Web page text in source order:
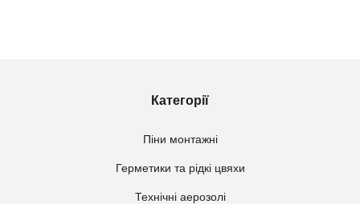
Категорії
Піни монтажні
Герметики та рідкі цвяхи
Технічні аерозолі